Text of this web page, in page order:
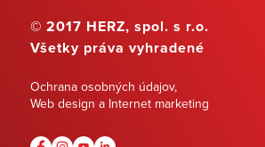
© 2017 HERZ, spol. s r.o.
Všetky práva vyhradené
Ochrana osobných údajov,
Web design a Internet marketing